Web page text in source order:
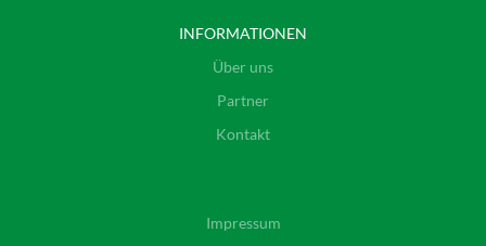
INFORMATIONEN
Über uns
Partner
Kontakt
Impressum